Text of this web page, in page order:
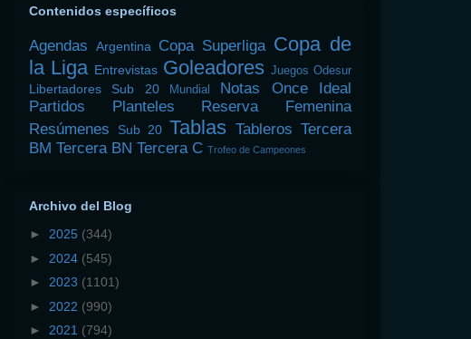
Contenidos específicos
Agendas Argentina Copa Superliga Copa de
la Liga Entrevistas Goleadores Juegos Odesur
Libertadores Sub 20 Mundial Notas
Once Ideal
Partidos
Planteles
Reserva Femenina
Resúmenes
Sub 20 Tablas Tableros Tercera
BM Tercera BN Tercera C Trofeo de Campeones
Archivo del Blog
► 2025 (344)
► 2024 (545)
► 2023 (1101)
► 2022 (990)
► 2021 (794)